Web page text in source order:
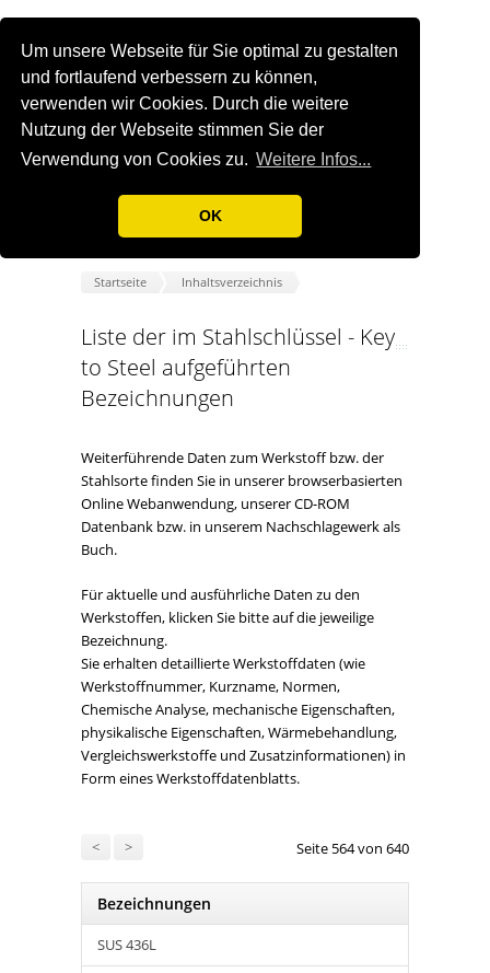
Um unsere Webseite für Sie optimal zu gestalten
und fortlaufend verbessern zu können,
verwenden wir Cookies. Durch die weitere
Nutzung der Webseite stimmen Sie der
Verwendung von Cookies zu. Weitere Infos...
OK
Startseite Inhaltsverzeichnis
Liste der im Stahlschlüssel - Key
to Steel aufgeführten
Bezeichnungen
Weiterführende Daten zum Werkstoff bzw. der
Stahlsorte finden Sie in unserer browserbasierten
Online Webanwendung, unserer CD-ROM
Datenbank bzw. in unserem Nachschlagewerk als
Buch.
Für aktuelle und ausführliche Daten zu den
Werkstoffen, klicken Sie bitte auf die jeweilige
Bezeichnung.
Sie erhalten detaillierte Werkstoffdaten (wie
Werkstoffnummer, Kurzname, Normen,
Chemische Analyse, mechanische Eigenschaften,
physikalische Eigenschaften, Wärmebehandlung,
Vergleichswerkstoffe und Zusatzinformationen) in
Form eines Werkstoffdatenblatts.
< > Seite 564 von 640
Bezeichnungen
SUS 436L